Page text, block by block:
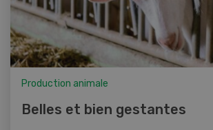
Production animale
Belles et bien gestantes